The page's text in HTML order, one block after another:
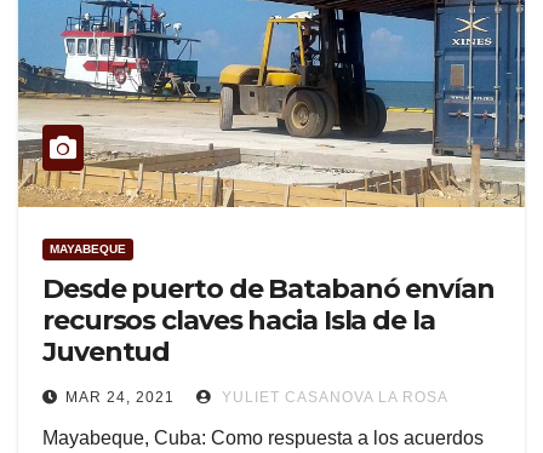
MAYABEQUE
Desde puerto de Batabanó envían
recursos claves hacia Isla de la
Juventud
MAR 24, 2021 YULIET CASANOVA LA ROSA
Mayabeque, Cuba: Como respuesta a los acuerdos